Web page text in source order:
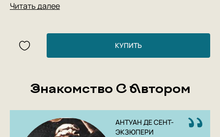
Читать далее
КУПИТЬ
Знакомство С Автором
АНТУАН ДЕ СЕНТ-
ЭКЗЮПЕРИ